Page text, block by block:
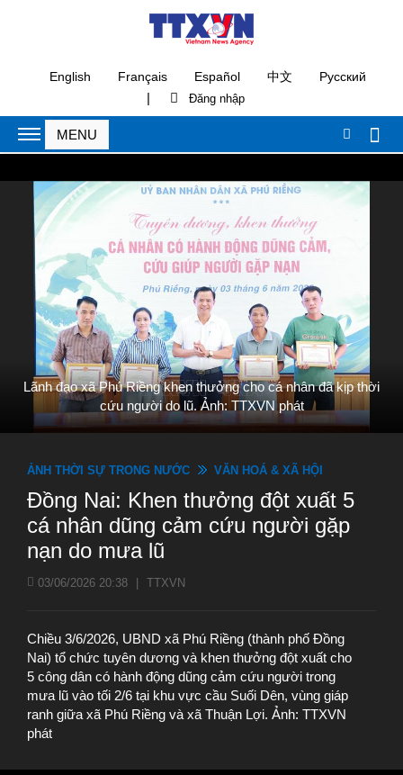
English Français Español 中文 Русский
|
Lãnh đạo xã Phú Riềng khen thưởng cho cá nhân đã kịp thời
cứu người do lũ. Ảnh: TTXVN phát
ẢNH THỜI SỰ TRONG NƯỚC VĂN HOÁ & XÃ HỘI
Đồng Nai: Khen thưởng đột xuất 5
cá nhân dũng cảm cứu người gặp
nạn do mưa lũ
03/06/2026 20:38 TTXVN
Chiều 3/6/2026, UBND xã Phú Riềng (thành phố Đồng
Nai) tổ chức tuyên dương và khen thưởng đột xuất cho
5 công dân có hành động dũng cảm cứu người trong
mưa lũ vào tối 2/6 tại khu vực cầu Suối Dên, vùng giáp
ranh giữa xã Phú Riềng và xã Thuận Lợi. Ảnh: TTXVN
phát